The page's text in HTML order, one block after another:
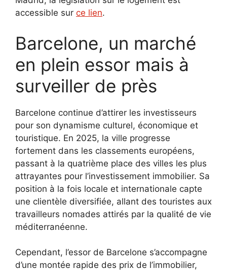
accessible sur ce lien.
Barcelone, un marché
en plein essor mais à
surveiller de près
Barcelone continue d’attirer les investisseurs
pour son dynamisme culturel, économique et
touristique. En 2025, la ville progresse
fortement dans les classements européens,
passant à la quatrième place des villes les plus
attrayantes pour l’investissement immobilier. Sa
position à la fois locale et internationale capte
une clientèle diversifiée, allant des touristes aux
travailleurs nomades attirés par la qualité de vie
méditerranéenne.
Cependant, l’essor de Barcelone s’accompagne
d’une montée rapide des prix de l’immobilier,